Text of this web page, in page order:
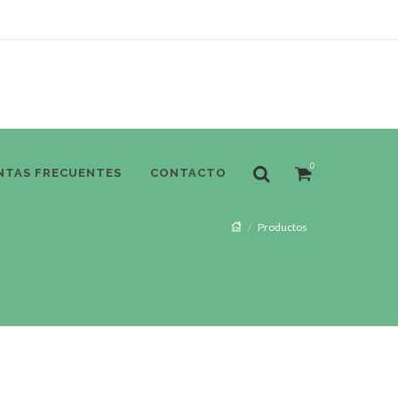
FRECUENTES CONTACTO
0
Productos